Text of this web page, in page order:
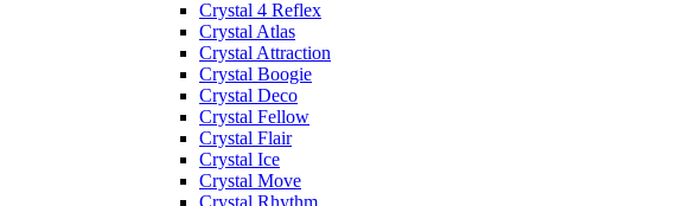
Crystal 4 Reflex
Crystal Atlas
Crystal Attraction
Crystal Boogie
Crystal Deco
Crystal Fellow
Crystal Flair
Crystal Ice
Crystal Move
Crystal Rhythm